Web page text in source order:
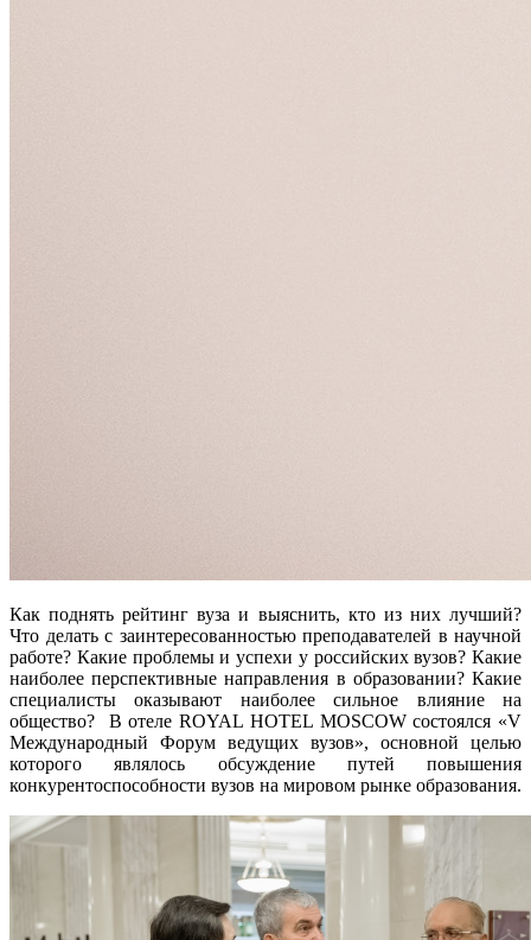
Как поднять рейтинг вуза и выяснить, кто из них лучший?
Что делать с заинтересованностью преподавателей в научной
работе? Какие проблемы и успехи у российских вузов? Какие
наиболее перспективные направления в образовании? Какие
специалисты оказывают наиболее сильное влияние на
общество? В отеле ROYAL HOTEL MOSCOW состоялся «V
Международный Форум ведущих вузов», основной целью
которого являлось обсуждение путей повышения
конкурентоспособности вузов на мировом рынке образования.